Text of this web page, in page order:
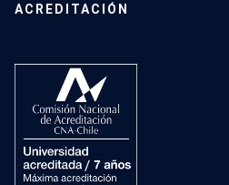
ACREDITACIÓN